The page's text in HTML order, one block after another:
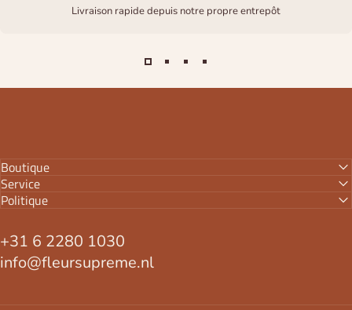
Livraison rapide depuis notre propre entrepôt
Boutique
Service
Politique
+31 6 2280 1030
info@fleursupreme.nl